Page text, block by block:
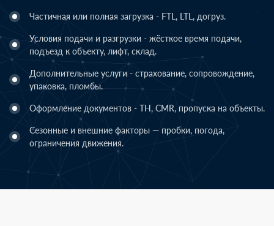
Частичная или полная загрузка - FTL, LTL, догруз.
Условия подачи и разгрузки - жёсткое время подачи,
подъезд к объекту, лифт, склад.
Дополнительные услуги - страхование, сопровождение,
упаковка, пломбы.
Оформление документов - ТН, CMR, пропуска на объекты.
Сезонные и внешние факторы — пробки, погода,
ограничения движения.